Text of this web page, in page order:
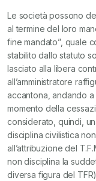
Le società possono
al termine del loro
fine mandato”, quale
stabilito dallo statuto
lasciato alla libera
all’amministratore
accantona, andando
momento della
considerato, quindi,
disciplina civilistica
all’attribuzione del
non disciplina la
diversa figura del